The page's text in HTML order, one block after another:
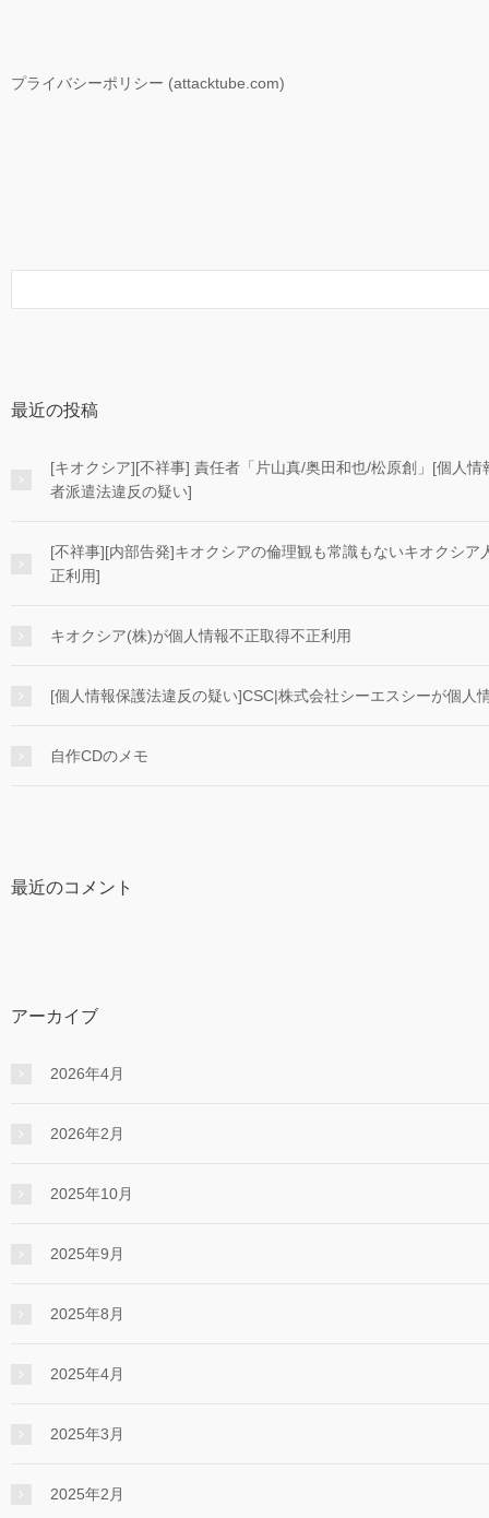
プライバシーポリシー (attacktube.com)
最近の投稿
[キオクシア][不祥事] 責任者「片山真/奥田和也/松原創」[個人
者派遣法違反の疑い]
[不祥事][内部告発]キオクシアの倫理観も常識もないキオクシア
正利用]
キオクシア(株)が個人情報不正取得不正利用
[個人情報保護法違反の疑い]CSC|株式会社シーエスシーが個人
自作CDのメモ
最近のコメント
アーカイブ
2026年4月
2026年2月
2025年10月
2025年9月
2025年8月
2025年4月
2025年3月
2025年2月